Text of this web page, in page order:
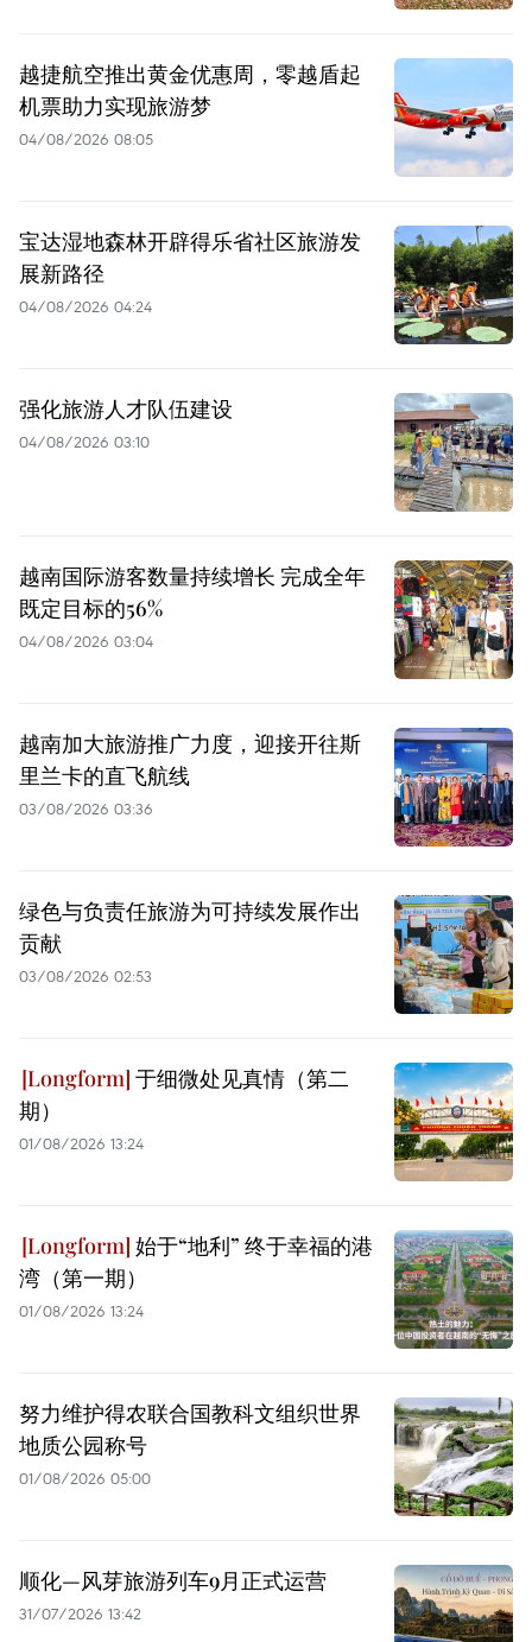
越捷航空推出黄金优惠周，零越盾起
机票助力实现旅游梦
04/08/2026 08:05
宝达湿地森林开辟得乐省社区旅游发
展新路径
04/08/2026 04:24
强化旅游人才队伍建设
04/08/2026 03:10
越南国际游客数量持续增长 完成全年
既定目标的56%
04/08/2026 03:04
越南加大旅游推广力度，迎接开往斯
里兰卡的直飞航线
03/08/2026 03:36
绿色与负责任旅游为可持续发展作出
贡献
03/08/2026 02:53
于细微处见真情（第二
期）
01/08/2026 13:24
始于“地利” 终于幸福的港
湾（第一期）
01/08/2026 13:24
努力维护得农联合国教科文组织世界
地质公园称号
01/08/2026 05:00
顺化—风芽旅游列车9月正式运营
31/07/2026 13:42